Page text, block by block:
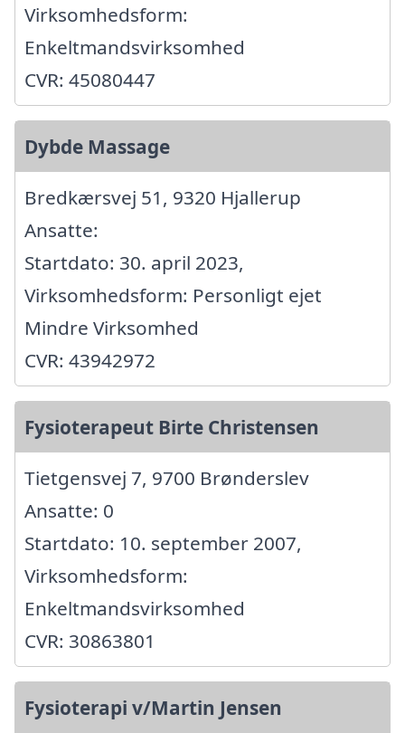
Virksomhedsform:
Enkeltmandsvirksomhed
CVR: 45080447
Dybde Massage
Bredkærsvej 51, 9320 Hjallerup
Ansatte:
Startdato: 30. april 2023,
Virksomhedsform: Personligt ejet
Mindre Virksomhed
CVR: 43942972
Fysioterapeut Birte Christensen
Tietgensvej 7, 9700 Brønderslev
Ansatte: 0
Startdato: 10. september 2007,
Virksomhedsform:
Enkeltmandsvirksomhed
CVR: 30863801
Fysioterapi v/Martin Jensen